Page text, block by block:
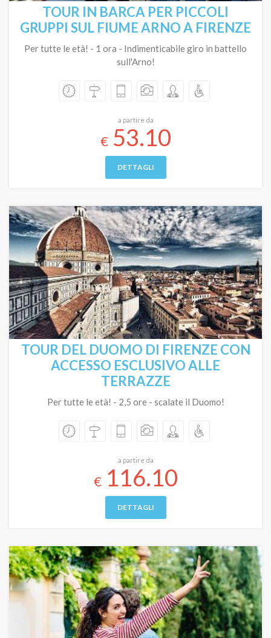
TOUR IN BARCA PER PICCOLI
GRUPPI SUL FIUME ARNO A FIRENZE
Per tutte le età! - 1 ora - Indimenticabile giro in battello
sull'Arno!
a partire da
€53.10
DETTAGLI
TOUR DEL DUOMO DI FIRENZE CON
ACCESSO ESCLUSIVO ALLE
TERRAZZE
Per tutte le età! - 2,5 ore - scalate il Duomo!
a partire da
€116.10
DETTAGLI